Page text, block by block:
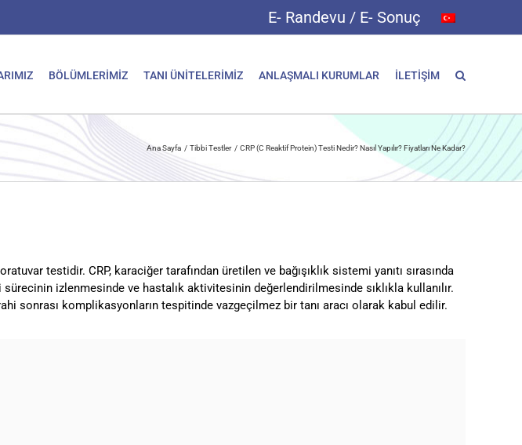
E- Randevu / E- Sonuç
BÖLÜMLERİMİZ TANI ÜNİTELERİMİZ ANLAŞMALI KURUMLAR İLETİŞİM
Ana Sayfa Tibbi Testler CRP (C Reaktif Protein) Testi Nedir? Nasıl Yapılır? Fiyatları Ne Kadar?
testidir. CRP, karaciğer tarafından üretilen ve bağışıklık sistemi yanıtı sırasında
izlenmesinde ve hastalık aktivitesinin değerlendirilmesinde sıklıkla kullanılır.
sonrası komplikasyonların tespitinde vazgeçilmez bir tanı aracı olarak kabul edilir.